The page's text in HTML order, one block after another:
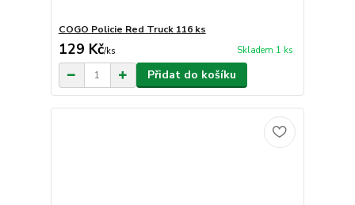
COGO Policie Red Truck 116 ks
129 Kč/ks Skladem 1 ks
Přidat do košíku